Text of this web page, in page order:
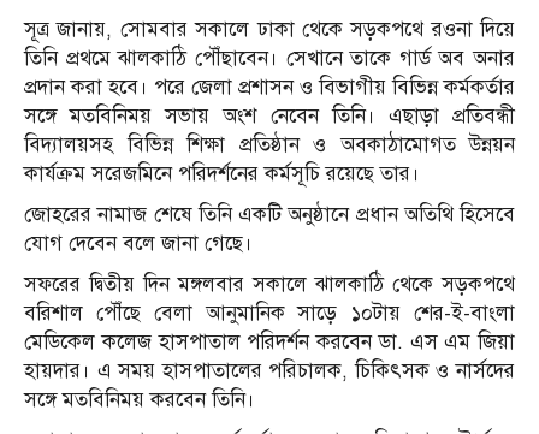
সূত্র জানায়, সোমবার সকালে ঢাকা থেকে সড়কপথে রওনা দিয়ে
তিনি প্রথমে ঝালকাঠি পৌঁছাবেন। সেখানে তাকে গার্ড অব অনার
প্রদান করা হবে। পরে জেলা প্রশাসন ও বিভাগীয় বিভিন্ন কর্মকর্তার
সঙ্গে মতবিনিময় সভায় অংশ নেবেন তিনি। এছাড়া প্রতিবন্ধী
বিদ্যালয়সহ বিভিন্ন শিক্ষা প্রতিষ্ঠান ও অবকাঠামোগত উন্নয়ন
কার্যক্রম সরেজমিনে পরিদর্শনের কর্মসূচি রয়েছে তার।
জোহরের নামাজ শেষে তিনি একটি অনুষ্ঠানে প্রধান অতিথি হিসেবে
যোগ দেবেন বলে জানা গেছে।
সফরের দ্বিতীয় দিন মঙ্গলবার সকালে ঝালকাঠি থেকে সড়কপথে
বরিশাল পৌঁছে বেলা আনুমানিক সাড়ে ১০টায় শের-ই-বাংলা
মেডিকেল কলেজ হাসপাতাল পরিদর্শন করবেন ডা. এস এম জিয়া
হায়দার। এ সময় হাসপাতালের পরিচালক, চিকিৎসক ও নার্সদের
সঙ্গে মতবিনিময় করবেন তিনি।